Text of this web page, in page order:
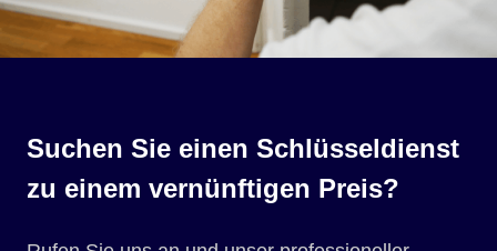
Suchen Sie einen Schlüsseldienst
zu einem vernünftigen Preis?